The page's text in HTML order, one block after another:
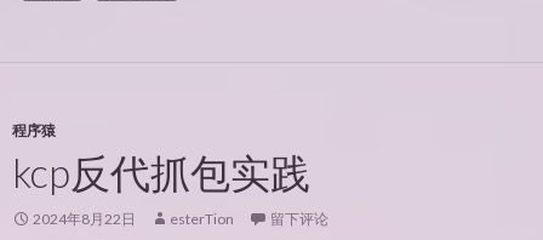
程序猿
kcp反代抓包实践
2024年8月22日 esterTion 留下评论